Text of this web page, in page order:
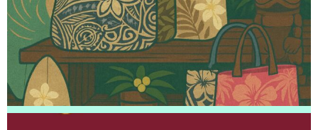
た！ありがとうございました！
2026/04/15
松戸市よりお越しのお客様のiPhone13Proのナノナインガラスコーティング
をさせて頂きました！ありがとうございました！
2026/04/14
白井市よりお越しのお客様のSwitchのガラス交換をさせて頂きました！あ
りがとうございました！
2026/04/14
松戸市よりお越しのお客様のSwitchのガラス交換をさせて頂きました！あ
りがとうございました！